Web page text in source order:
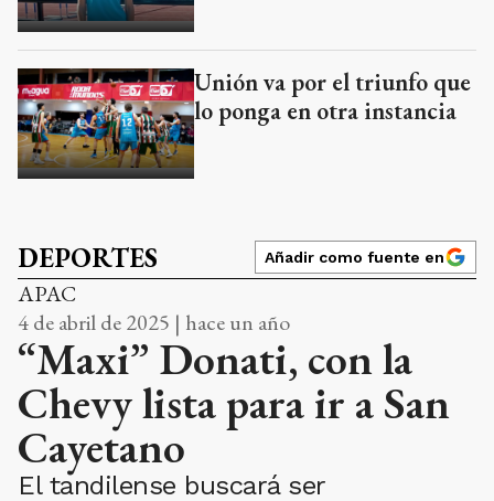
Unión va por el triunfo que
lo ponga en otra instancia
DEPORTES Añadir como fuente en
APAC
4 de abril de 2025 | hace un año
“Maxi” Donati, con la
Chevy lista para ir a San
Cayetano
El tandilense buscará ser